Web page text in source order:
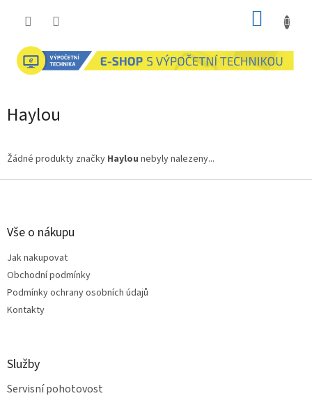
Haylou
Žádné produkty značky Haylou nebyly nalezeny...
Z
Vše o nákupu
Jak nakupovat
Obchodní podmínky
Podmínky ochrany osobních údajů
Kontakty
Služby
Servisní pohotovost